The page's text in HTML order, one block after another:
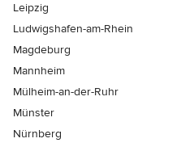
Leipzig
Ludwigshafen-am-Rhein
Magdeburg
Mannheim
Mülheim-an-der-Ruhr
Münster
Nürnberg